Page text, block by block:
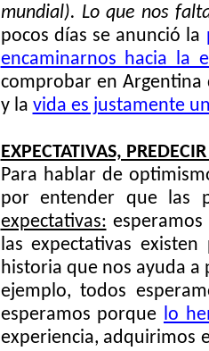
mundial). Lo que nos
pocos días se anunció la
encaminarnos hacia la
comprobar en
y la vida es justamente
EXPECTATIVAS,
Para hablar de
por entender que las
expectativas:
las expectativas
historia que nos ayuda a
ejemplo, todos
esperamos porque
lo
experiencia, adquirimos